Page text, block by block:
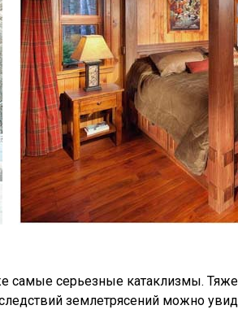
серьезные катаклизмы.
землетрясений можно